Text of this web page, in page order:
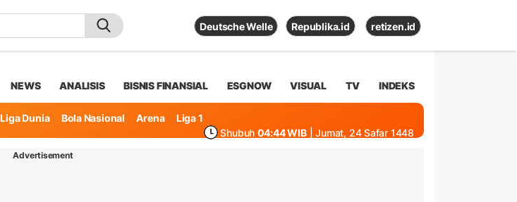
Deutsche Welle Republika.id retizen.id
NEWS ANALISIS BISNIS FINANSIAL ESGNOW VISUAL TV INDEKS
Liga Dunia Bola Nasional Arena
Liga 1
Shubuh 04:44 WIB | Jumat, 24 Safar 1448
Advertisement